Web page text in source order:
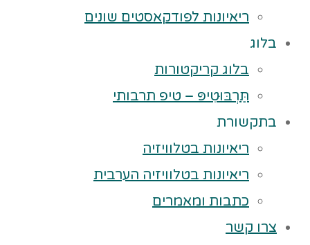
ריאיונות לפודקאסטים שונים
בלוג
בלוג קריקטורות
תַּרְבּוּטִיפּ – טיפ תרבותי
בתקשורת
ריאיונות בטלוויזיה
ריאיונות בטלוויזיה הערבית
כתבות ומאמרים
צרו קשר